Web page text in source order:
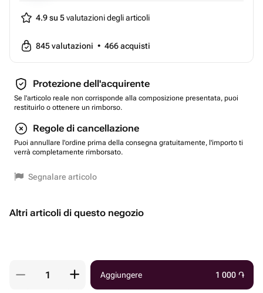
4.9 su 5valutazioni degli articoli
845valutazioni • 466acquisti
Protezione dell'acquirente
Se l'articolo reale non corrisponde alla composizione presentata, puoi
restituirlo o ottenere un rimborso.
Regole di cancellazione
Puoi annullare l'ordine prima della consegna gratuitamente, l'importo ti
verrà completamente rimborsato.
Segnalare articolo
Altri articoli di questo negozio
Aggiungere 1 000 ֏